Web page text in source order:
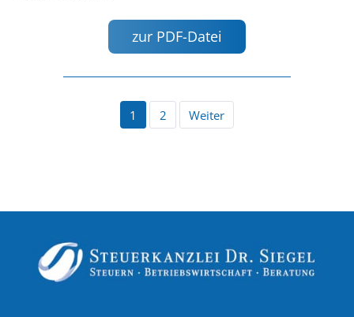
zur PDF-Datei
1 2 Weiter